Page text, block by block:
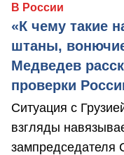
В России
«К чему такие
штаны,
Медведев
проверки
Ситуация с
взгляды
зампредседателя